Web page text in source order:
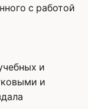
с работой
и
и